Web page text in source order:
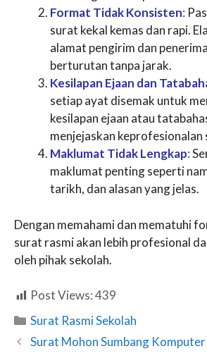
Format Tidak Konsisten:
surat kekal kemas dan rapi.
alamat pengirim dan
berturutan tanpa jarak.
Kesilapan Ejaan dan
setiap ayat disemak untuk
kesilapan ejaan atau
menjejaskan keprofesionalan
Maklumat Tidak Lengkap:
maklumat penting seperti
tarikh, dan alasan yang jelas.
Dengan memahami dan mematuhi
surat rasmi akan lebih profesional
oleh pihak sekolah.
Post Views:439
Categories
Surat Rasmi Sekolah
Surat Mohon Sumbang Komputer